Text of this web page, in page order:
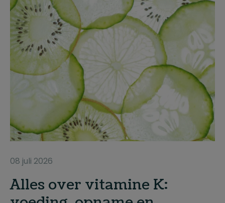
08 juli 2026
Alles over vitamine K: